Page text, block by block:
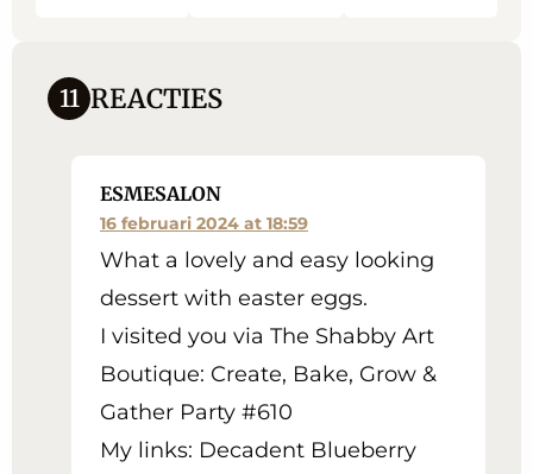
11 REACTIES
ESMESALON
16 februari 2024 at 18:59
What a lovely and easy looking
dessert with easter eggs.
I visited you via The Shabby Art
Boutique: Create, Bake, Grow &
Gather Party #610
My links: Decadent Blueberry